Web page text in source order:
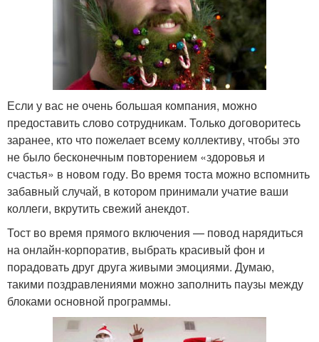
Если у вас не очень большая компания, можно
предоставить слово сотрудникам. Только договоритесь
заранее, кто что пожелает всему коллективу, чтобы это
не было бесконечным повторением «здоровья и
счастья» в новом году. Во время тоста можно вспомнить
забавный случай, в котором принимали учатие ваши
коллеги, вкрутить свежий анекдот.
Тост во время прямого включения — повод нарядиться
на онлайн-корпоратив, выбрать красивый фон и
порадовать друг друга живыми эмоциями. Думаю,
такими поздравлениями можно заполнить паузы между
блоками основной программы.